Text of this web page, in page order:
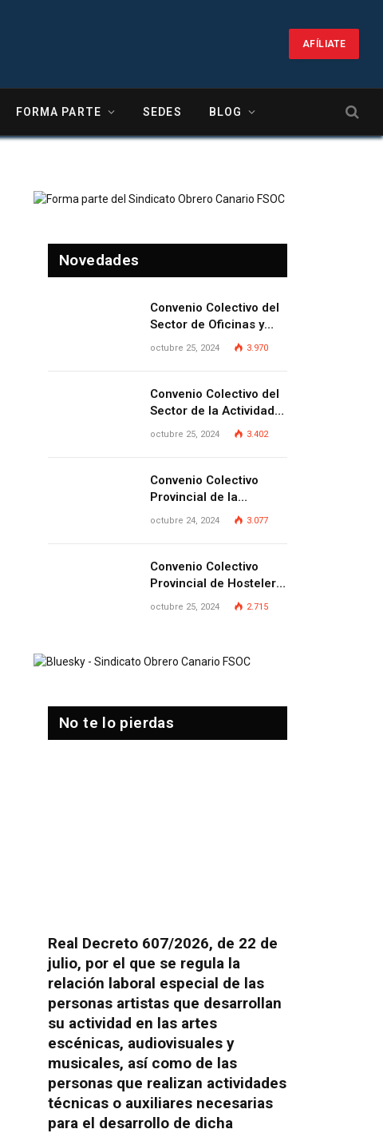
AFÍLIATE
FORMA PARTE SEDES BLOG
Novedades
Convenio Colectivo del
Sector de Oficinas y
Despachos de la
octubre 25, 2024 3.970
Convenio Colectivo del
Sector de la Actividad
Siderometalúrgica de la
octubre 25, 2024 3.402
Convenio Colectivo
Provincial de la
Pequeña y Mediana
octubre 24, 2024 3.077
Convenio Colectivo
Provincial de Hostelería
de Las Palmas
octubre 25, 2024 2.715
No te lo pierdas
Real Decreto 607/2026, de 22 de
julio, por el que se regula la
relación laboral especial de las
personas artistas que desarrollan
su actividad en las artes
escénicas, audiovisuales y
musicales, así como de las
personas que realizan actividades
técnicas o auxiliares necesarias
para el desarrollo de dicha